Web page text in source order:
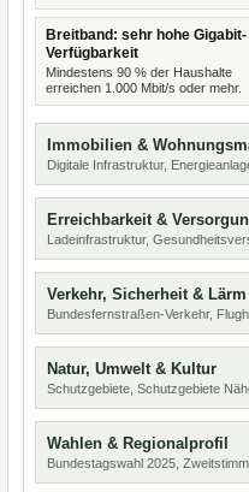
Breitband: sehr hohe Gigabit-
Verfügbarkeit
Mindestens 90 % der Haushalte
erreichen 1.000 Mbit/s oder mehr.
Immobilien &
Digitale Infrastruktur,
Erreichbarkeit &
Ladeinfrastruktur,
Verkehr, Sicherheit & Lärm
Bundesfernstraßen-Verkehr,
Natur, Umwelt & Kultur
Schutzgebiete, Schutzgebiete
Wahlen & Regionalprofil
Bundestagswahl 2025,